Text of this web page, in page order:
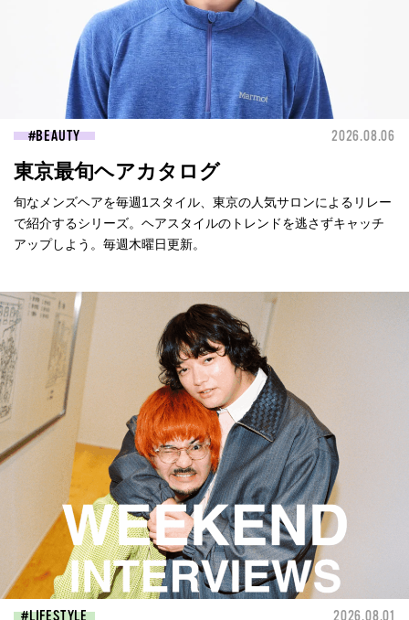
BEAUTY 2026.08.06
東京最旬ヘアカタログ
旬なメンズヘアを毎週1スタイル、東京の人気サロンによるリレー
で紹介するシリーズ。ヘアスタイルのトレンドを逃さずキャッチ
アップしよう。毎週木曜日更新。
LIFESTYLE 2026.08.01